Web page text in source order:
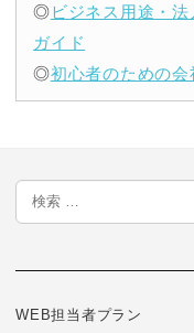
◎ビジネス用途・
ガイド
◎初心者のための
索
WEB担当者プラン